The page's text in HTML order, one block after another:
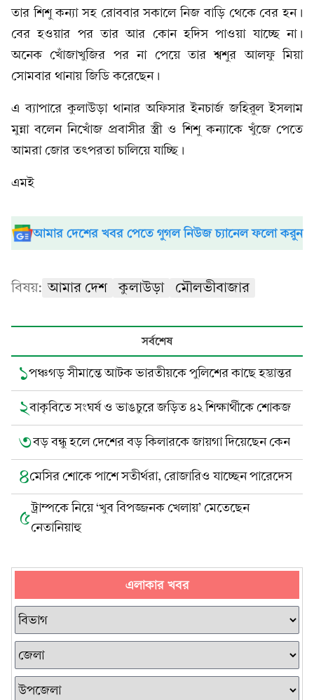
তার শিশু কন্যা সহ রোববার সকালে নিজ বাড়ি থেকে বের হন।
বের হওয়ার পর তার আর কোন হদিস পাওয়া যাচ্ছে না।
অনেক খোঁজাখুজির পর না পেয়ে তার শ্বশুর আলফু মিয়া
সোমবার থানায় জিডি করেছেন।
এ ব্যাপারে কুলাউড়া থানার অফিসার ইনচার্জ জহিরুল ইসলাম
মুন্না বলেন নিখোঁজ প্রবাসীর স্ত্রী ও শিশু কন্যাকে খুঁজে পেতে
আমরা জোর তৎপরতা চালিয়ে যাচ্ছি।
এমই
আমার দেশের খবর পেতে গুগল নিউজ চ্যানেল ফলো করুন
বিষয়: আমার দেশ কুলাউড়া মৌলভীবাজার
সর্বশেষ
১পঞ্চগড় সীমান্তে আটক ভারতীয়কে পুলিশের কাছে হস্তান্তর
২বাকৃবিতে সংঘর্ষ ও ভাঙচুরে জড়িত ৪২ শিক্ষার্থীকে শোকজ
৩বড় বন্ধু হলে দেশের বড় কিলারকে জায়গা দিয়েছেন কেন
৪মেসির শোকে পাশে সতীর্থরা, রোজারিও যাচ্ছেন পারেদেস
৫ট্রাম্পকে নিয়ে ‘খুব বিপজ্জনক খেলায়’ মেতেছেন
নেতানিয়াহু
এলাকার খবর